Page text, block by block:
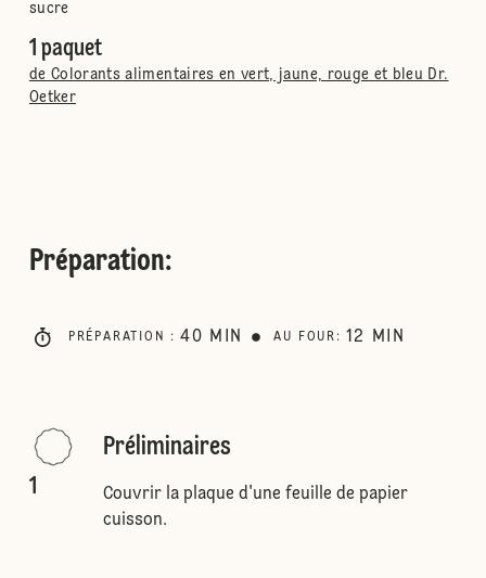
sucre
1 paquet
de Colorants alimentaires en vert, jaune, rouge et bleu Dr.
Oetker
Préparation:
PRÉPARATION : 40 MIN AU FOUR : 12 MIN
1
Préliminaires
Couvrir la plaque d'une feuille de papier
cuisson.